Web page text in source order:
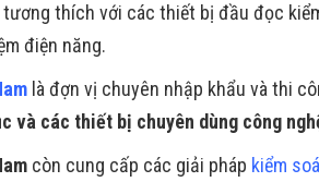
thích với các thiết bị đầu đọc
điện năng.
là đợn vị chuyên nhập khẩu và thi
và các thiết bị chuyên dùng công
còn cung cấp các giải pháp kiểm